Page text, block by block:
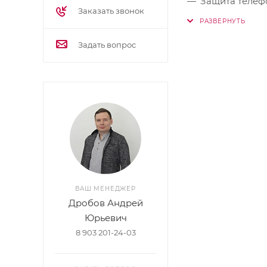
Совместим с
Заказать звонок
Задать вопрос
ВАШ МЕНЕДЖЕР
Дробов Андрей
Юрьевич
8 903 201-24-03